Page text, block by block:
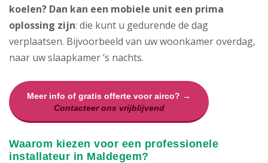
koelen? Dan kan een mobiele unit een prima
oplossing zijn: die kunt u gedurende de dag
verplaatsen. Bijvoorbeeld van uw woonkamer overdag,
naar uw slaapkamer ’s nachts.
Meer info of gratis offerte voor airco? →
Contacteer ons vrijblijvend
Waarom kiezen voor een professionele
installateur in Maldegem?